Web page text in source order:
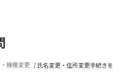
機種変更 氏名変更・住所変更手続きをし